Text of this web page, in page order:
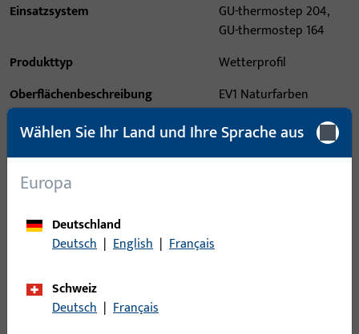
Einsatzsystem
GU-thermostep 204,
GU-thermostep 164
Produkttyp
Wetterprofil
Oberflächenbeschreibung
EV1 Naturfarben
eloxiert
2,64 KG
Verpackungseinheit
Bitte melden Sie sich mit Ihren Kundendaten an um eine
Wählen Sie Ihr Land und Ihre Sprache aus
Europa
Deutschland
Deutsch | English | Français
Schweiz
Deutsch | Français